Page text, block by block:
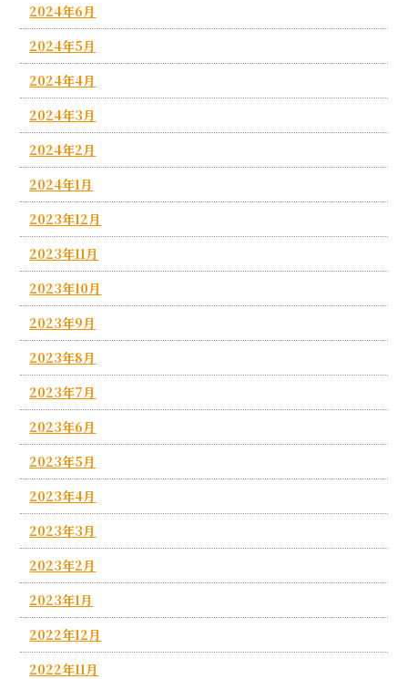
2024年6月
2024年5月
2024年4月
2024年3月
2024年2月
2024年1月
2023年12月
2023年11月
2023年10月
2023年9月
2023年8月
2023年7月
2023年6月
2023年5月
2023年4月
2023年3月
2023年2月
2023年1月
2022年12月
2022年11月